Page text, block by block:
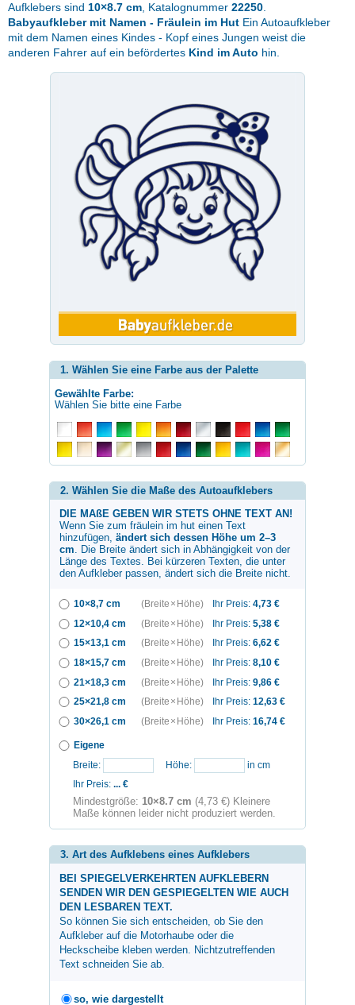
Aufklebers sind 10×8.7 cm , Katalognummer 22250
Babyaufkleber mit Namen - Fräulein im Hut Ein Autoaufkleber
mit dem Namen eines Kindes - Kopf eines Jungen weist die
anderen Fahrer auf ein befördertes Kind im Auto hin.
1. Wählen Sie eine Farbe aus der Palette
Gewählte Farbe:
Wählen Sie bitte eine Farbe
2. Wählen Sie die Maße des Autoaufklebers
DIE MAßE GEBEN WIR STETS OHNE TEXT AN!
Wenn Sie zum fräulein im hut einen Text
hinzufügen, ändert sich dessen Höhe um 2–3
cm . Die Breite ändert sich in Abhängigkeit von der
Länge des Textes. Bei kürzeren Texten, die unter
den Aufkleber passen, ändert sich die Breite nicht.
10×8,7 cm (Breite × Höhe) Ihr Preis: 4,73 €
12×10,4 cm
(Breite × Höhe) Ihr Preis: 5,38 €
15×13,1 cm
(Breite × Höhe) Ihr Preis: 6,62 €
18×15,7 cm
(Breite × Höhe) Ihr Preis: 8,10 €
21×18,3 cm
(Breite × Höhe) Ihr Preis: 9,86 €
25×21,8 cm
(Breite × Höhe) Ihr Preis: 12,63 €
30×26,1 cm
(Breite × Höhe) Ihr Preis: 16,74 €
Eigene
Breite:
Höhe:
in cm
Ihr Preis: ... €
Mindestgröße: 10×8.7 cm (4,73 €) Kleinere
Maße können leider nicht produziert werden.
3. Art des Aufklebens eines Aufklebers
BEI SPIEGELVERKEHRTEN AUFKLEBERN
SENDEN WIR DEN GESPIEGELTEN WIE AUCH
DEN LESBAREN TEXT.
So können Sie sich entscheiden, ob Sie den
Aufkleber auf die Motorhaube oder die
Heckscheibe kleben werden. Nichtzutreffenden
Text schneiden Sie ab.
so, wie dargestellt